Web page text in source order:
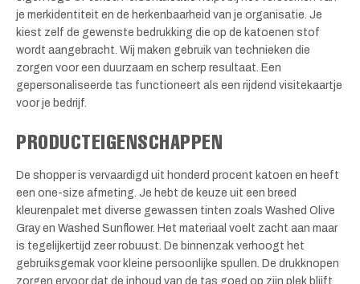
je merkidentiteit en de herkenbaarheid van je organisatie. Je
kiest zelf de gewenste bedrukking die op de katoenen stof
wordt aangebracht. Wij maken gebruik van technieken die
zorgen voor een duurzaam en scherp resultaat. Een
gepersonaliseerde tas functioneert als een rijdend visitekaartje
voor je bedrijf.
PRODUCTEIGENSCHAPPEN
De shopper is vervaardigd uit honderd procent katoen en heeft
een one-size afmeting. Je hebt de keuze uit een breed
kleurenpalet met diverse gewassen tinten zoals Washed Olive
Gray en Washed Sunflower. Het materiaal voelt zacht aan maar
is tegelijkertijd zeer robuust. De binnenzak verhoogt het
gebruiksgemak voor kleine persoonlijke spullen. De drukknopen
zorgen ervoor dat de inhoud van de tas goed op zijn plek blijft